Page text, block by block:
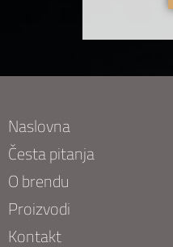
Naslovna
Česta pitanja
O brendu
Proizvodi
Kontakt